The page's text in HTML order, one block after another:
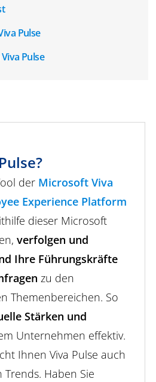
Pulse
Pulse
der Microsoft Viva
Experience Platform
dieser Microsoft
verfolgen und
Ihre Führungskräfte
zu den
Themenbereichen. So
Stärken und
Unternehmen effektiv.
Ihnen Viva Pulse auch
Haben Sie